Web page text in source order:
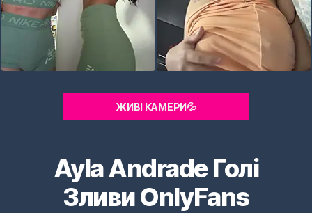
ЖИВІ КАМЕРИ💦
Ayla Andrade Голі
Зливи OnlyFans